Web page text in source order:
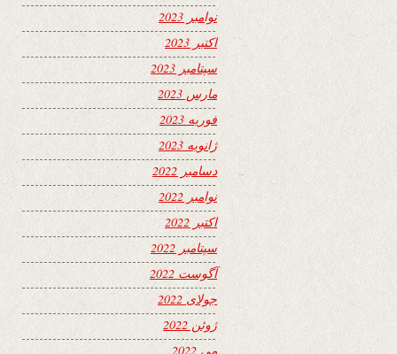
نوامبر 2023
اکتبر 2023
سپتامبر 2023
مارس 2023
فوریه 2023
ژانویه 2023
دسامبر 2022
نوامبر 2022
اکتبر 2022
سپتامبر 2022
آگوست 2022
جولای 2022
ژوئن 2022
می 2022